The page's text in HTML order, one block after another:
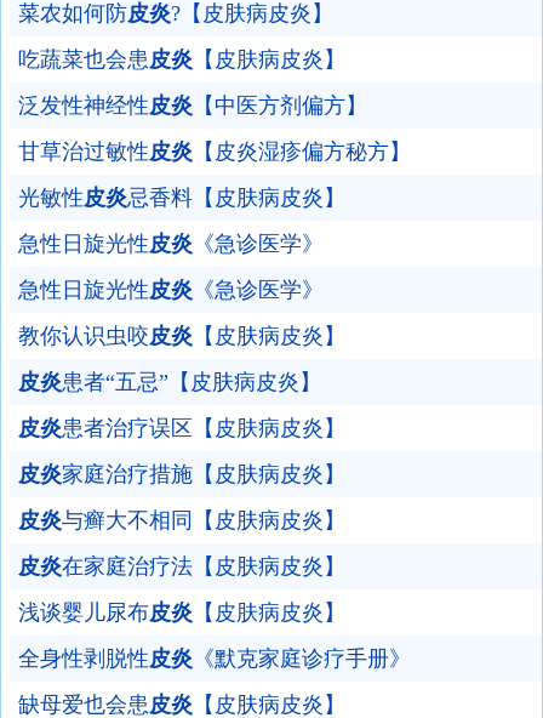
菜农如何防皮炎?【皮肤病皮炎】
吃蔬菜也会患皮炎 【皮肤病皮炎】
泛发性神经性皮炎 【中医方剂偏方】
甘草治过敏性皮炎 【皮炎湿疹偏方秘方】
光敏性皮炎忌香料【皮肤病皮炎】
急性日旋光性皮炎 《急诊医学》
急性日旋光性皮炎 《急诊医学》
教你认识虫咬皮炎 【皮肤病皮炎】
皮炎患者“五忌”【皮肤病皮炎】
皮炎患者治疗误区【皮肤病皮炎】
皮炎家庭治疗措施【皮肤病皮炎】
皮炎与癣大不相同【皮肤病皮炎】
皮炎在家庭治疗法【皮肤病皮炎】
浅谈婴儿尿布皮炎 【皮肤病皮炎】
全身性剥脱性皮炎 《默克家庭诊疗手册》
缺母爱也会患皮炎 【皮肤病皮炎】